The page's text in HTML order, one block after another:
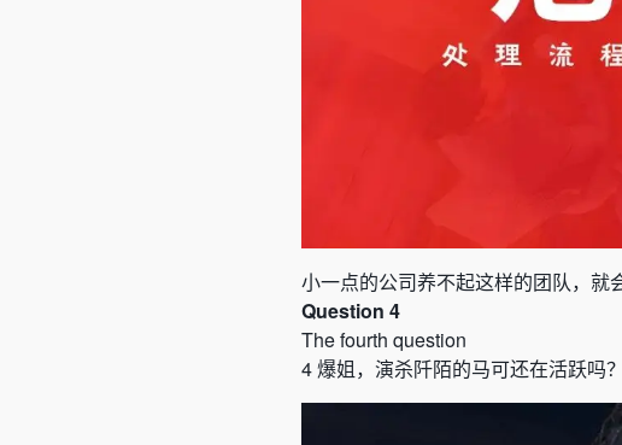
小一点的公司养不起这样的团队，就
Question 4
The fourth question
4爆姐，演杀阡陌的马可还在活跃吗